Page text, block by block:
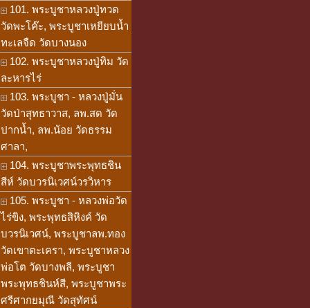
101. พระบูชาหลวงปู่ทวด
วัดพะโค๊ะ, พระบูชาเหยียบน้ำ
ทะเลจืด วัดบางนอง
102. พระบูชาหลวงปู่ทิม วัด
ละหารไร่
103. พระบูชา - หลวงปู่มั่น
วัดป่าสุทธาวาส, ลพ.สด วัด
ปากน้ำ, ลพ.น้อย วัดธรรม
ศาลา,
104. พระบูชาพระพุทธชิน
สีห์ วัดบวรนิเวศน์วรวิหาร
105. พระบูชา - หลวงพ่อวัด
ไร่ขิง, พระพุทธสิหิงค์ วัด
บวรนิเวศน์, พระบูชาลพ.ทอง
วัดเขาตะเครา, พระบูชาหลวง
พ่อโต วัดบางพลี, พระบูชา
พระพุทธชินห์สี, พระบูชาพระ
ศรีศากยมุณี วัดสุทัศน์